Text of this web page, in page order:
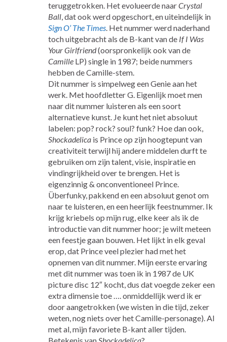
teruggetrokken. Het evolueerde naarCrystal
Ball, dat ook werd opgeschort, en uiteindelijk in
Sign O’ The Times. Het nummer werd naderhand
toch uitgebracht als de B-kant van de If I Was
Your Girlfriend(oorspronkelijk ook van de
Camille LP) single in 1987; beide nummers
hebben de Camille-stem.
Dit nummer is simpelweg een Genie aan het
werk. Met hoofdletter G. Eigenlijk moet men
naar dit nummer luisteren als een soort
alternatieve kunst. Je kunt het niet absoluut
labelen: pop? rock? soul? funk? Hoe dan ook,
Shockadelica is Prince op zijn hoogtepunt van
creativiteit terwijl hij andere middelen durft te
gebruiken om zijn talent, visie, inspiratie en
vindingrijkheid over te brengen. Het is
eigenzinnig & onconventioneel Prince.
Überfunky, pakkend en een absoluut genot om
naar te luisteren, en een heerlijk feestnummer. Ik
krijg kriebels op mijn rug, elke keer als ik de
introductie van dit nummer hoor; je wilt meteen
een feestje gaan bouwen. Het lijkt in elk geval
erop, dat Prince veel plezier had met het
opnemen van dit nummer. Mijn eerste ervaring
met dit nummer was toen ik in 1987 de UK
picture disc 12″ kocht, dus dat voegde zeker een
extra dimensie toe …. onmiddellijk werd ik er
door aangetrokken (we wisten in die tijd, zeker
weten, nog niets over het Camille-personage). Al
met al, mijn favoriete B-kant aller tijden.